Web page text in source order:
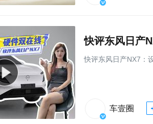
快评东风日产
快评东风日产NX7：
车壹圈